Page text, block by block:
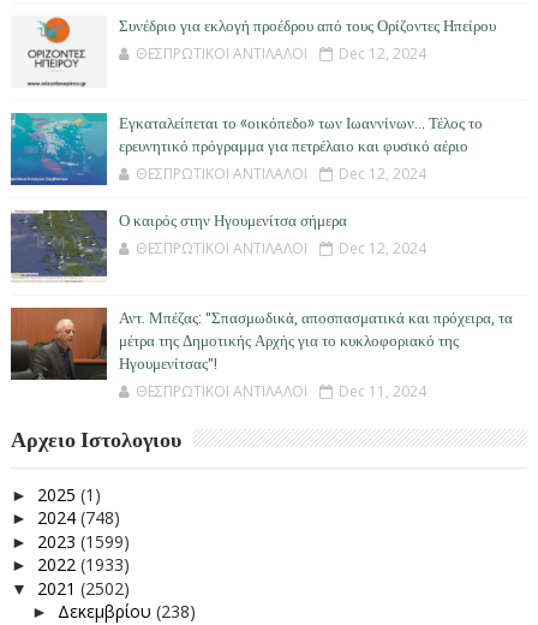
Συνέδριο για εκλογή προέδρου από τους Ορίζοντες Ηπείρου
ΘΕΣΠΡΩΤΙΚΟΙ ΑΝΤΙΛΑΛΟΙ Dec 12, 2024
Εγκαταλείπεται το «οικόπεδο» των Ιωαννίνων… Τέλος το
ερευνητικό πρόγραμμα για πετρέλαιο και φυσικό αέριο
ΘΕΣΠΡΩΤΙΚΟΙ ΑΝΤΙΛΑΛΟΙ Dec 12, 2024
Ο καιρός στην Ηγουμενίτσα σήμερα
ΘΕΣΠΡΩΤΙΚΟΙ ΑΝΤΙΛΑΛΟΙ Dec 12, 2024
Αντ. Μπέζας: "Σπασμωδικά, αποσπασματικά και πρόχειρα, τα
μέτρα της Δημοτικής Αρχής για το κυκλοφοριακό της
Ηγουμενίτσας"!
ΘΕΣΠΡΩΤΙΚΟΙ ΑΝΤΙΛΑΛΟΙ Dec 11, 2024
Αρχειο Ιστολογιου
► 2025 (1)
► 2024 (748)
► 2023 (1599)
► 2022 (1933)
▼ 2021 (2502)
► Δεκεμβρίου (238)